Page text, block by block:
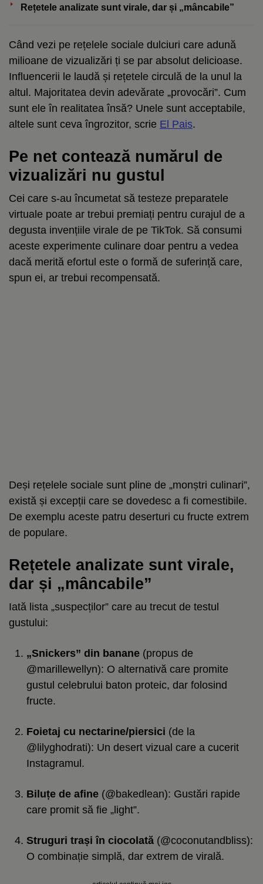
Rețetele analizate sunt virale, dar și „mâncabile”
Când vezi pe rețelele sociale dulciuri care adună
milioane de vizualizări ți se par absolut delicioase.
Influencerii le laudă și rețetele circulă de la unul la
altul. Majoritatea devin adevărate „provocări”. Cum
sunt ele în realitatea însă? Unele sunt acceptabile,
altele sunt ceva îngrozitor, scrie El Pais.
Pe net contează numărul de
vizualizări nu gustul
Cei care s-au încumetat să testeze preparatele
virtuale poate ar trebui premiați pentru curajul de a
degusta invențiile virale de pe TikTok. Să consumi
aceste experimente culinare doar pentru a vedea
dacă merită efortul este o formă de suferință care,
spun ei, ar trebui recompensată.
Deși rețelele sociale sunt pline de „monștri culinari”,
există și excepții care se dovedesc a fi comestibile.
De exemplu aceste patru deserturi cu fructe extrem
de populare.
Rețetele analizate sunt virale,
dar și „mâncabile”
Iată lista „suspecților” care au trecut de testul
gustului:
„Snickers” din banane (propus de
@marillewellyn): O alternativă care promite
gustul celebrului baton proteic, dar folosind
fructe.
Foietaj cu nectarine/piersici (de la
@lilyghodrati): Un desert vizual care a cucerit
Instagramul.
Biluțe de afine (@bakedlean): Gustări rapide
care promit să fie „light”.
Struguri trași în ciocolată (@coconutandbliss):
O combinație simplă, dar extrem de virală.